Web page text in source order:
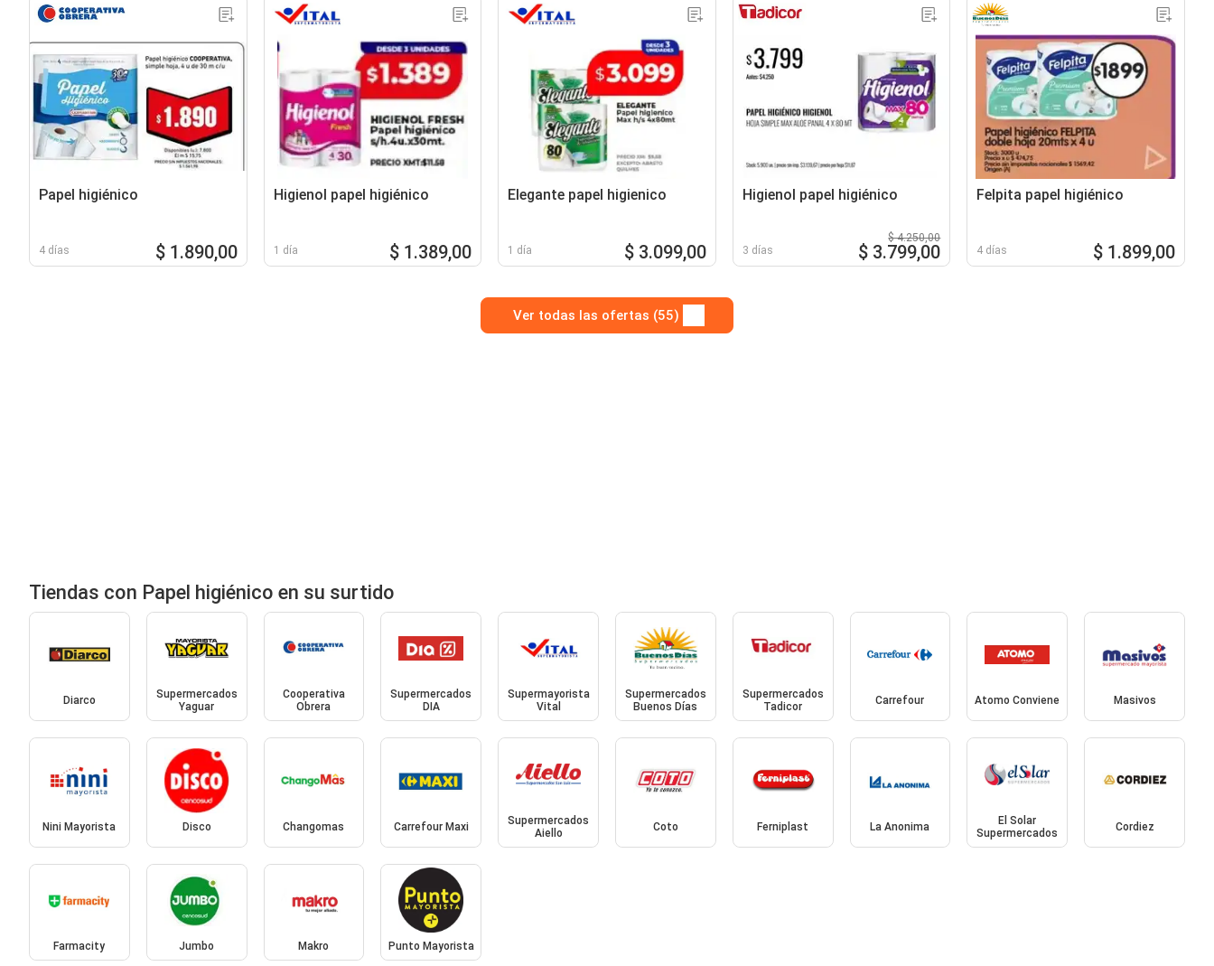
Papel higiénico
4 días $ 1.890,00
Higienol papel higiénico
1 día $ 1.389,00
Elegante papel higienico
1 día $ 3.099,00
Higienol papel higiénico
3 días
$ 4.250,00
$ 3.799,00
Felpita papel higiénico
4 días $ 1.899,00
Ver todas las ofertas (55)
Tiendas con Papel higiénico en su surtido
Diarco
Supermercados
Yaguar
Cooperativa
Obrera
Supermercados
DIA
Supermayorista
Vital
Supermercados
Buenos Días
Supermercados
Tadicor
Carrefour Atomo Conviene Masivos
Nini Mayorista Disco Changomas Carrefour Maxi
Supermercados
Aiello
Coto Ferniplast La Anonima
El Solar
Supermercados
Cordiez
Farmacity Jumbo Makro Punto Mayorista